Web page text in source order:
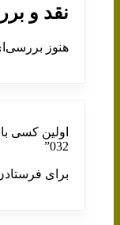
نقد و
هنوز
اولین کسی
032”
برای فرستادن